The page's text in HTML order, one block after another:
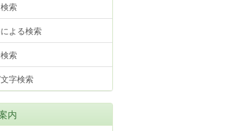
索
よる検索
索
字検索
内